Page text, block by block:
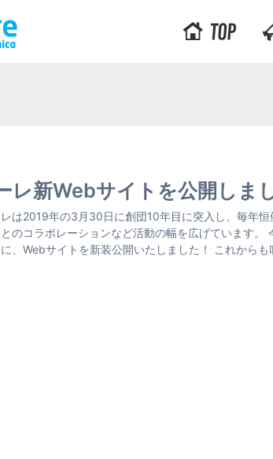
レ新Webサイトを公開しま
は2019年の3月30日に創団10年目に突入し、毎年
のコラボレーションなど活動の幅を広げています。
、Webサイトを新装公開いたしました！ これから